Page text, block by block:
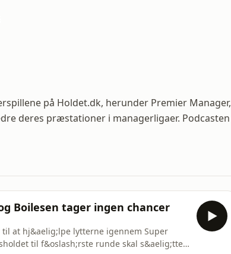
på Holdet.dk, herunder Premier Manager,
deres præstationer i managerligaer. Podcasten
Boilesen tager ingen chancer
til at hj&aelig;lpe lytterne igennem Super
til f&oslash;rste runde skal s&aelig;ttes,